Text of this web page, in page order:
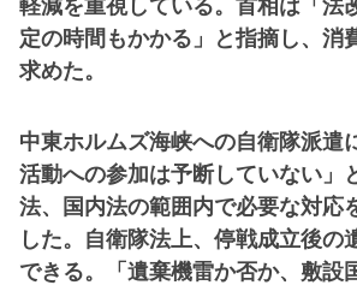
軽減を重視している。首相は「法
定の時間もかかる」と指摘し、消
求めた。
中東ホルムズ海峡への自衛隊派遣
活動への参加は予断していない」
法、国内法の範囲内で必要な対応
した。自衛隊法上、停戦成立後の
できる。「遺棄機雷か否か、敷設